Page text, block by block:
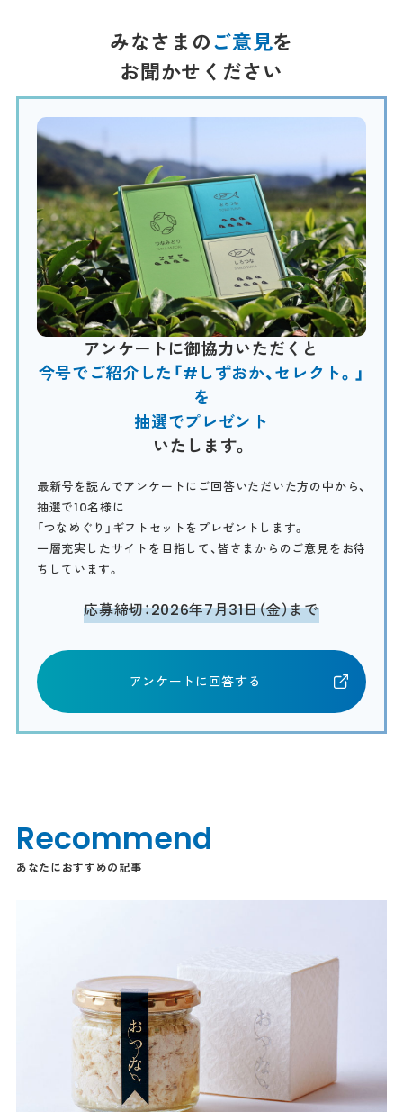
みなさまのご意見を
お聞かせください
アンケートに御協力いただくと
今号でご紹介した「#しずおか、セレクト。」
を
抽選でプレゼント
いたします。
最新号を読んでアンケートにご回答いただいた方の中から、
抽選で10名様に
「つなめぐり」ギフトセットをプレゼントします。
一層充実したサイトを目指して、皆さまからのご意見をお待
ちしています。
応募締切：2026年7月31日（金）まで
アンケートに回答する
Recommend
あなたにおすすめの記事